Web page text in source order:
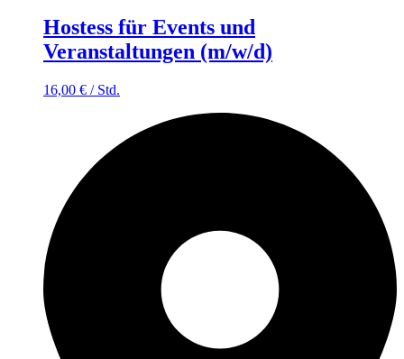
Hostess für Events und
Veranstaltungen (m/w/d)
16,00 € / Std.